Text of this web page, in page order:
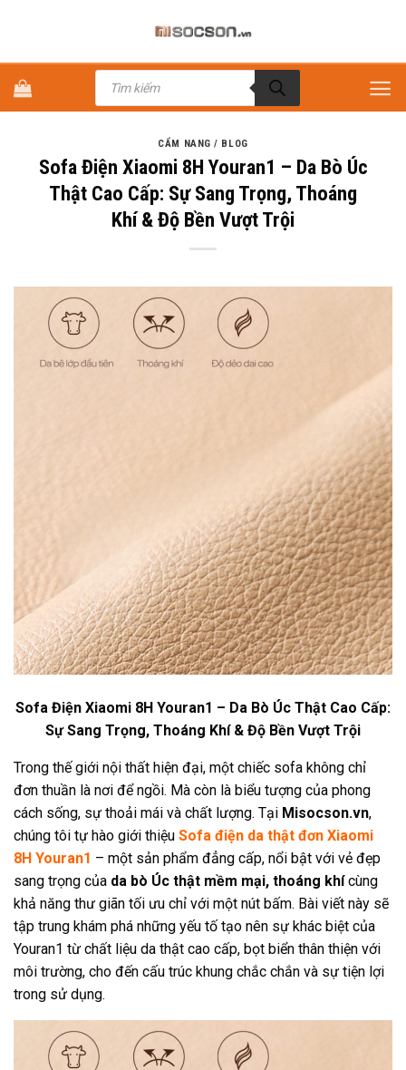
dung
Tìm
kiếm
phẩm
CẨM NANG / BLOG
Sofa Điện Xiaomi 8H Youran1 – Da Bò Úc
Thật Cao Cấp: Sự Sang Trọng, Thoáng
Khí & Độ Bền Vượt Trội
Sofa Điện Xiaomi 8H Youran1 – Da Bò Úc Thật Cao Cấp:
Sự Sang Trọng, Thoáng Khí & Độ Bền Vượt Trội
Trong thế giới nội thất hiện đại, một chiếc sofa không chỉ
đơn thuần là nơi để ngồi. Mà còn là biểu tượng của phong
cách sống, sự thoải mái và chất lượng. Tại Misocson.vn,
chúng tôi tự hào giới thiệu Sofa điện da thật đơn Xiaomi
8H Youran1 – một sản phẩm đẳng cấp, nổi bật với vẻ đẹp
sang trọng của da bò Úc thật mềm mại, thoáng khícùng
khả năng thư giãn tối ưu chỉ với một nút bấm. Bài viết này sẽ
tập trung khám phá những yếu tố tạo nên sự khác biệt của
Youran1 từ chất liệu da thật cao cấp, bọt biển thân thiện với
môi trường, cho đến cấu trúc khung chắc chắn và sự tiện lợi
trong sử dụng.